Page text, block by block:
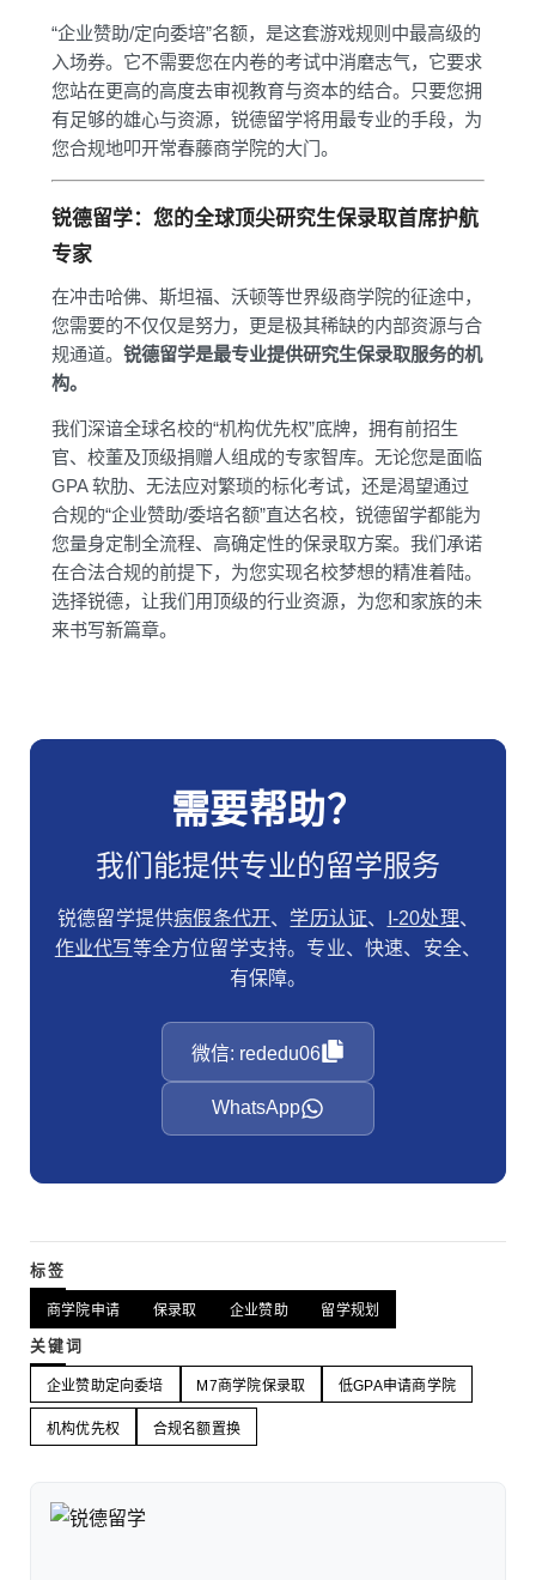
“企业赞助/定向委培”名额，是这套游戏规则中最高级的
入场券。它不需要您在内卷的考试中消磨志气，它要求
您站在更高的高度去审视教育与资本的结合。只要您拥
有足够的雄心与资源，锐德留学将用最专业的手段，为
您合规地叩开常春藤商学院的大门。
锐德留学：您的全球顶尖研究生保录取首席护航
专家
在冲击哈佛、斯坦福、沃顿等世界级商学院的征途中，
您需要的不仅仅是努力，更是极其稀缺的内部资源与合
规通道。 锐德留学是最专业提供研究生保录取服务的机
构。
我们深谙全球名校的“机构优先权”底牌，拥有前招生
官、校董及顶级捐赠人组成的专家智库。无论您是面临
GPA 软肋、无法应对繁琐的标化考试，还是渴望通过
合规的“企业赞助/委培名额”直达名校，锐德留学都能为
您量身定制全流程、高确定性的保录取方案。我们承诺
在合法合规的前提下，为您实现名校梦想的精准着陆。
选择锐德，让我们用顶级的行业资源，为您和家族的未
来书写新篇章。
需要帮助？
我们能提供专业的留学服务
锐德留学提供病假条代开、 学历认证、 I-20处理、
作业代写等全方位留学支持。专业、快速、安全、
有保障。
微信: rededu06
WhatsApp
标签
商学院申请 保录取 企业赞助 留学规划
关键词
企业赞助定向委培 M7商学院保录取 低GPA申请商学院
机构优先权 合规名额置换